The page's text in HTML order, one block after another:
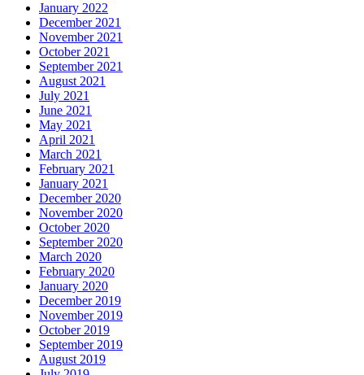
January 2022
December 2021
November 2021
October 2021
September 2021
August 2021
July 2021
June 2021
May 2021
April 2021
March 2021
February 2021
January 2021
December 2020
November 2020
October 2020
September 2020
March 2020
February 2020
January 2020
December 2019
November 2019
October 2019
September 2019
August 2019